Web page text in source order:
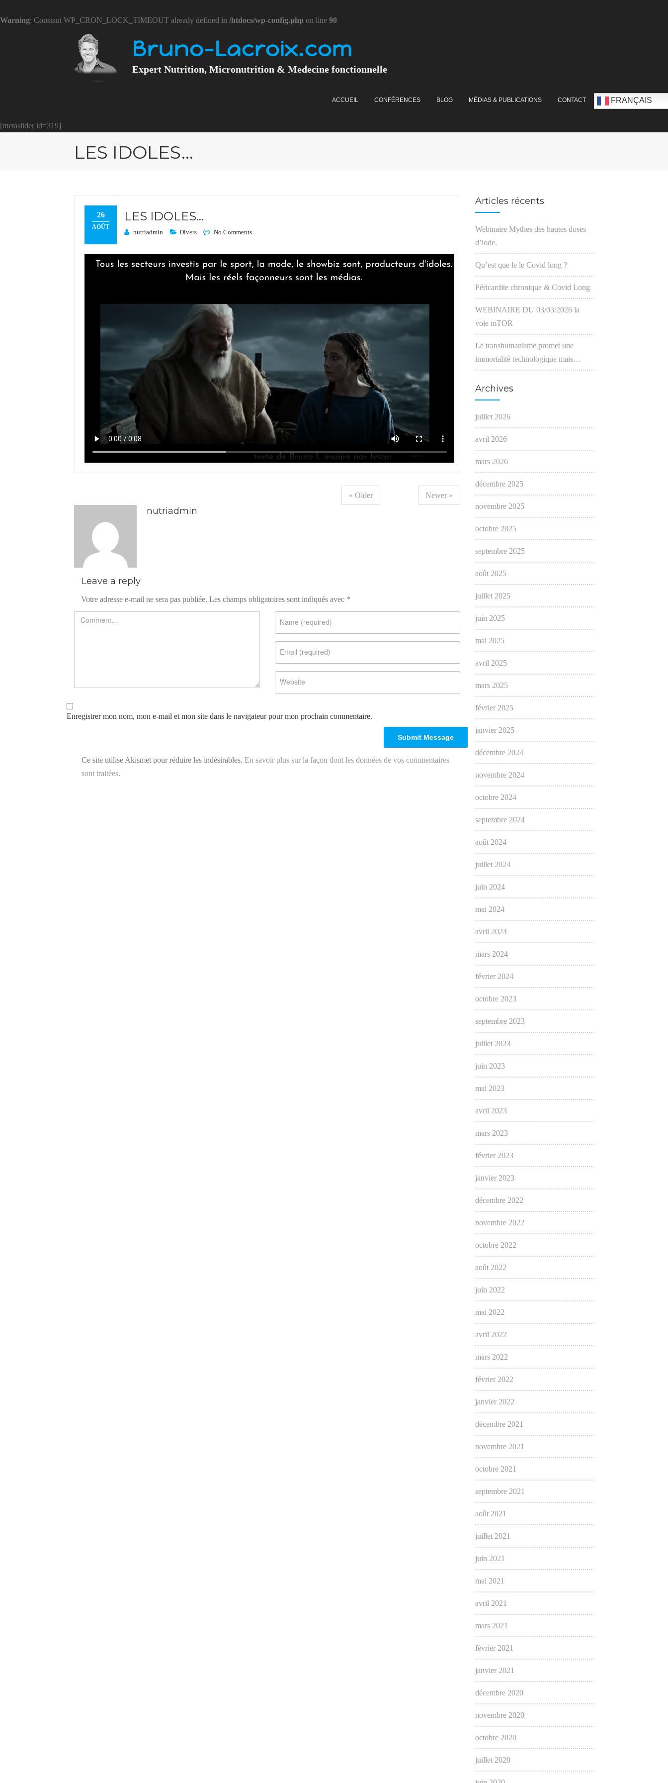
Warning: Constant WP_CRON_LOCK_TIMEOUT already defined in /htdocs/wp-config.php on line 90
Bruno-Lacroix.com
Expert Nutrition, Micronutrition & Medecine fonctionnelle
ACCUEIL CONFÉRENCES BLOG MÉDIAS & PUBLICATIONS CONTACT FRANÇAIS
[metaslider id=319]
LES IDOLES…
26
AOÛT
LES IDOLES…
nutriadmin Divers No Comments
« Older Newer »
nutriadmin
Leave a reply
Votre adresse e-mail ne sera pas publiée. Les champs obligatoires sont indiqués avec *
Enregistrer mon nom, mon e-mail et mon site dans le navigateur pour mon prochain commentaire.
Ce site utilise Akismet pour réduire les indésirables.En savoir plus sur la façon dont les données de vos commentaires
sont traitées.
Articles récents
Webinaire Mythes des hautes doses
d’iode.
Qu’est que le le Covid long ?
Péricardite chronique & Covid Long
WEBINAIRE DU 03/03/2026 la
voie mTOR
Le transhumanisme promet une
immortalité technologique mais…
Archives
juillet 2026
avril 2026
mars 2026
décembre 2025
novembre 2025
octobre 2025
septembre 2025
août 2025
juillet 2025
juin 2025
mai 2025
avril 2025
mars 2025
février 2025
janvier 2025
décembre 2024
novembre 2024
octobre 2024
septembre 2024
août 2024
juillet 2024
juin 2024
mai 2024
avril 2024
mars 2024
février 2024
octobre 2023
septembre 2023
juillet 2023
juin 2023
mai 2023
avril 2023
mars 2023
février 2023
janvier 2023
décembre 2022
novembre 2022
octobre 2022
août 2022
juin 2022
mai 2022
avril 2022
mars 2022
février 2022
janvier 2022
décembre 2021
novembre 2021
octobre 2021
septembre 2021
août 2021
juillet 2021
juin 2021
mai 2021
avril 2021
mars 2021
février 2021
janvier 2021
décembre 2020
novembre 2020
octobre 2020
juillet 2020